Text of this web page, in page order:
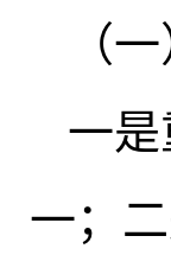
（
一
一；